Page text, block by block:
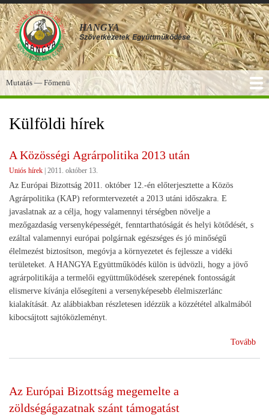
Ugrás
a
tartalomra
HANGYA
Szövetkezetek Együttműködése
Főmenü
Mutatás — Főmenü
Külföldi hírek
A Közösségi Agrárpolitika 2013 után
Uniós hírek 2011. október 13.
Az Európai Bizottság 2011. október 12.-én előterjesztette a Közös
Agrárpolitika (KAP) reformtervezetét a 2013 utáni időszakra. E
javaslatnak az a célja, hogy valamennyi térségben növelje a
mezőgazdaság versenyképességét, fenntarthatóságát és helyi kötődését, s
ezáltal valamennyi európai polgárnak egészséges és jó minőségű
élelmezést biztosítson, megóvja a környezetet és fejlessze a vidéki
területeket. A HANGYA Együttműködés külön is üdvözli, hogy a jövő
agrárpolitikája a termelői együttműködések szerepének fontosságát
elismerve kívánja elősegíteni a versenyképesebb élelmiszerlánc
kialakítását. Az alábbiakban részletesen idézzük a közzététel alkalmából
kibocsájtott sajtóközleményt.
Tovább
Az Európai Bizottság megemelte a
zöldségágazatnak szánt támogatást